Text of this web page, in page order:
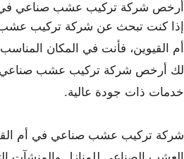
أرخص شركة تركيب عشب صناعي في
إذا كنت تبحث عن شركة تركيب
أم القيوين، فأنت في المكان
لك أرخص شركة تركيب عشب صناعي
خدمات ذات جودة عالية.
شركة تركيب عشب صناعي في أم